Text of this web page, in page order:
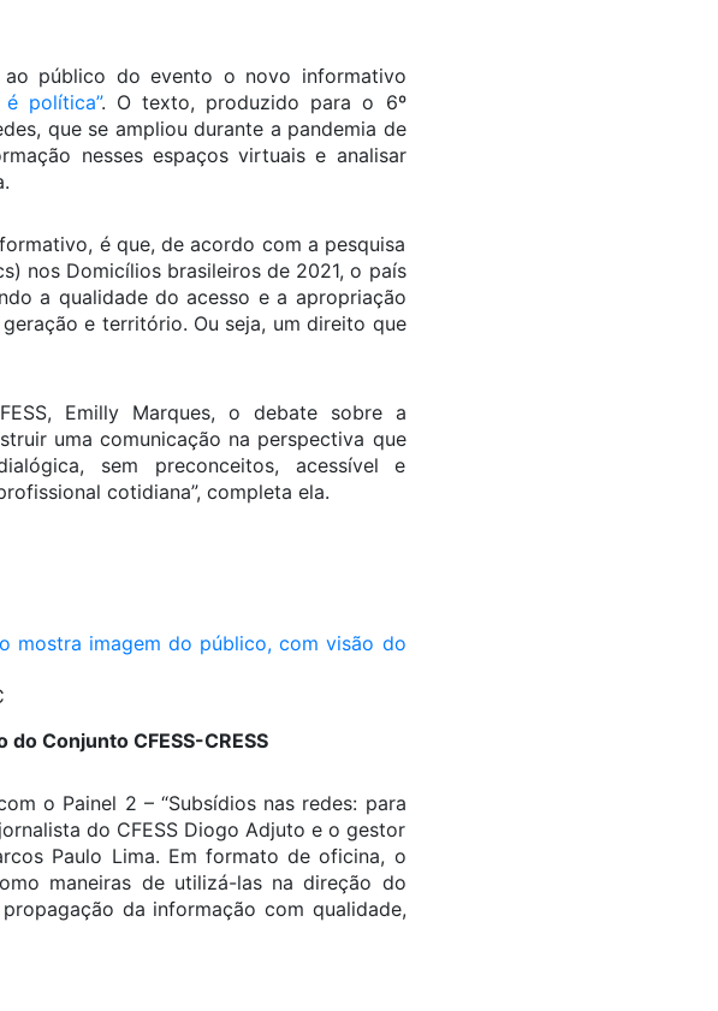
ao público do evento o novo informativo
é política”. O texto, produzido para o 6º
que se ampliou durante a pandemia de
nesses espaços virtuais e analisar
é que, de acordo com a pesquisa
nos Domicílios brasileiros de 2021, o país
a qualidade do acesso e a apropriação
e território. Ou seja, um direito que
Emilly Marques, o debate sobre a
uma comunicação na perspectiva que
sem preconceitos, acessível e
cotidiana”, completa ela.
Conjunto CFESS-CRESS
o Painel 2 – “Subsídios nas redes: para
do CFESS Diogo Adjuto e o gestor
Paulo Lima. Em formato de oficina, o
maneiras de utilizá-las na direção do
da informação com qualidade,